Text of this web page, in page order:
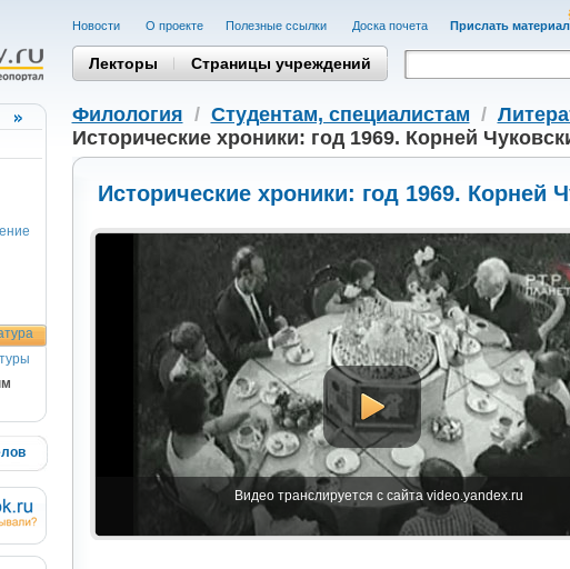
Новости О проекте Полезные cсылки Доска почета Прислать материал
Лекторы Страницы учреждений
Филология / Студентам, cпециалистам /
Исторические хроники: год 1969. Корней
Исторические хроники: год 1969. Корней
Видео транслируется с сайта video.yandex.ru